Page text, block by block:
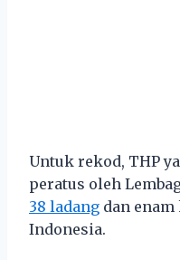
Untuk rekod, THP
peratus oleh
38 ladang dan
Indonesia.